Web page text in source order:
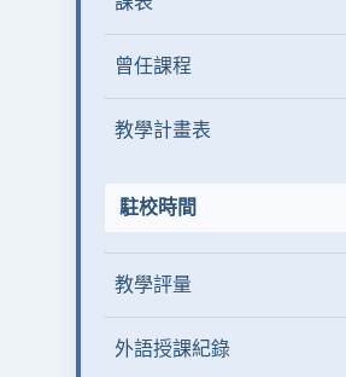
曾任課程
教學計畫表
駐校時間
教學評量
外語授課紀錄